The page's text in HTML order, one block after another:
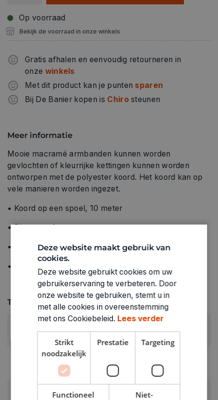
Op voorraad
Bekijk de voorraad in onze winkels
Gratis afhalen en eenvoudig retourneren in
onze winkels
Met dit product kan je punten sparen
Bij De Banier kopen is Chirosteunen
Meer informatie
Mooie macramé armbanden kunnen worden
gevlochten of kleurrijke kettingen kunnen worden
ontworpen met de polyester koord. Het koord kan op
vele manieren worden ingezet.
• Koord op een spoel, 10 meter
• Diameter: 1 mm
• Materiaal: 100% polyester
• Verschillende kleuren om uit te kiezen
Technische specificaties
LEVERANCIERSKLEUR:
Deze website maakt gebruik van
cookies.
Deze website gebruikt cookies om uw
gebruikerservaring te verbeteren. Door
onze website te gebruiken, stemt u in
met alle cookies in overeenstemming
met ons Cookiebeleid. Lees verder
Strikt
noodzakelijk
Prestatie Targeting
Functioneel
Niet-